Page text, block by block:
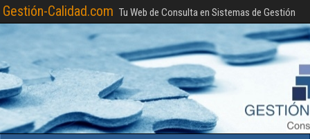
Gestión-Calidad.com Tu Web de Consulta en Sistemas de Gestión